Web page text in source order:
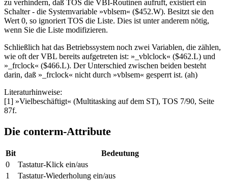
zu verhindern, daß TOS die VBI-Routinen aufruft, existiert ein
Schalter - die Systemvariable »vblsem« ($452.W). Besitzt sie den
Wert 0, so ignoriert TOS die Liste. Dies ist unter anderem nötig,
wenn Sie die Liste modifizieren.
Schließlich hat das Betriebssystem noch zwei Variablen, die zählen,
wie oft der VBL bereits aufgetreten ist: »_vblclock« ($462.L) und
»_frclock« ($466.L). Der Unterschied zwischen beiden besteht
darin, daß »_frclock« nicht durch »vblsem« gesperrt ist. (ah)
Literaturhinweise:
[1] »Vielbeschäftigt« (Multitasking auf dem ST), TOS 7/90, Seite
87f.
Die conterm-Attribute
Bit
Bedeutung
0
Tastatur-Klick ein/aus
1
Tastatur-Wiederholung ein/aus